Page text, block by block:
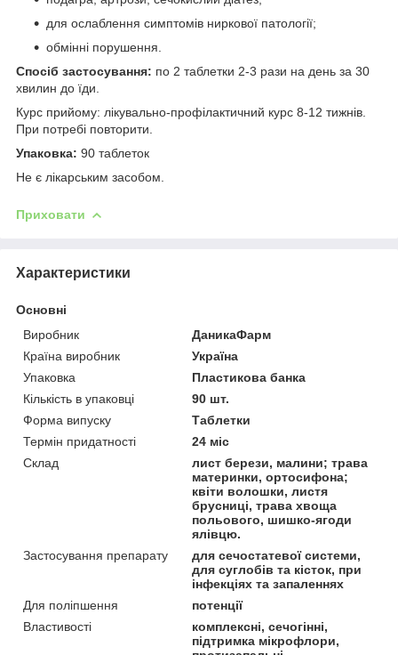
для ослаблення симптомів ниркової патології;
обмінні порушення.
Спосіб застосування: по 2 таблетки 2-3 рази на день за 30
хвилин до їди.
Курс прийому: лікувально-профілактичний курс 8-12 тижнів.
При потребі повторити.
Упаковка: 90 таблеток
Не є лікарським засобом.
Приховати
Характеристики
Основні
Виробник
ДаникаФарм
Країна виробник
Україна
Упаковка
Пластикова банка
Кількість в упаковці
90 шт.
Форма випуску
Таблетки
Термін придатності
24 міс
Склад
лист берези, малини; трава
материнки, ортосифона;
квіти волошки, листя
брусниці, трава хвоща
польового, шишко-ягоди
ялівцю.
Застосування препарату
для сечостатевої системи,
для суглобів та кісток, при
інфекціях та запаленнях
Для поліпшення
потенції
Властивості
комплексні, сечогінні,
підтримка мікрофлори,